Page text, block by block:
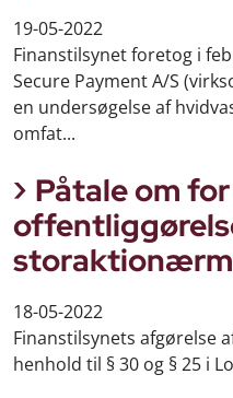
19-05-2022
Finanstilsynet foretog i
Secure Payment A/S
en undersøgelse af
omfat...
Påtale om
18-05-2022
Finanstilsynets afgørelse
henhold til § 30 og § 25 i